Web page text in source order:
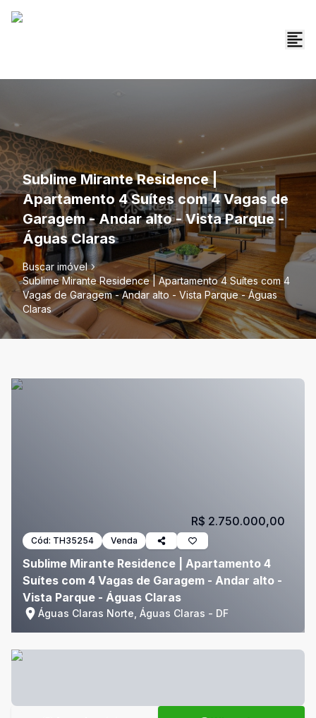
Sublime Mirante Residence |
Apartamento 4 Suítes com 4 Vagas de
Garagem - Andar alto - Vista Parque -
Águas Claras
Buscar imóvel
Sublime Mirante Residence | Apartamento 4 Suítes com 4
Vagas de Garagem - Andar alto - Vista Parque - Águas
Claras
Cód: TH35254 Venda
Sublime Mirante Residence | Apartamento 4
Suítes com 4 Vagas de Garagem - Andar alto -
Vista Parque - Águas Claras
Águas Claras Norte, Águas Claras - DF
R$ 2.750.000,00